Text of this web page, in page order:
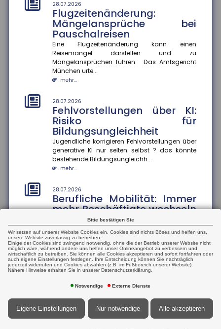
28.07.2026
Flugzeitenänderung:
Mängelansprüche bei
Pauschalreisen
Eine Flugzeitenänderung kann einen
Reisemangel darstellen und zu
Mängelansprüchen führen. Das Amtsgericht
München urte...
mehr...
28.07.2026
Fehlvorstellungen über KI:
Risiko für
Bildungsungleichheit
Jugendliche korrigieren Fehlvorstellungen über
generative KI nur selten selbst ? das könnte
bestehende Bildungsungleichh...
mehr...
28.07.2026
Berufliche Mobilität: Immer
mehr Beschäftigte wechseln
den Beruf
Der Anteil der Beschäftigten, die innerhalb eines
Jahres ihren Beruf wechseln, ist zwischen 2013
und 2024 um 13 Prozentp...
mehr...
Geschlechterspezifische
Mobilität: Wie Umzüge
Karrierechancen
beeinflussen
Bitte bestätigen Sie
Wir setzen auf unserer Website Cookies ein. Cookies sind nichts Böses und helfen uns,
unsere Website zuverlässig zu betreiben.
Einige der Cookies sind zwingend notwendig, ohne die der Betrieb unserer Website nicht
möglich wäre, während andere uns helfen unser Onlineangebot zu verbessern und
wirtschaftlich zu betreiben. Sie können alle Cookies akzeptieren und sofort fortfahren oder
auch eigene Einstellungen festlegen. Ihre Entscheidung können Sie nachträglich
jederzeit widerrufen und Cookies abwählen (z.B. im Fußbereich unserer Website).
Nähere Hinweise erhalten Sie in unserer Datenschutzerklärung.
Notwendige Externe Dienste
Eigene Einstellungen Nur notwendige Alle akzeptieren
28.07.2026
Mehr Datensouveränität im
Smart Home
Verbraucher sollen künftig selbst entscheiden
können, welche Daten aus ihrem Smart Home sie
teilen. Im Rahmen des Proj...
mehr...
25.07.2026
Frühstartrente
Der Gesetzentwurf zur Frühstartrente nimmt Formen
an. Demnach sollen für jedes Kind vom sechsten bis
zum 18. Lebensjahr...
mehr...
25.07.2026
Anzahl der Versicherungsjahre
aus
Die Höhe der Renten aus der gesetzlichen
Rentenversicherung verteile sich von kleinen Renten
bis hin zu sehr hohen Rente...
25.07.2026
Mehrheit der Azubis zufrieden
90 Prozent der befragten Auszubildenden sind mit
der Bertelsmann S...
25.07.2026